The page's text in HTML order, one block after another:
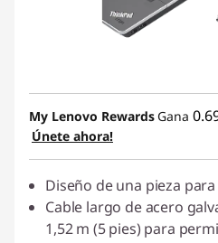
My Lenovo Rewards Gana
Únete ahora!
Diseño de una pieza
Cable largo de acero
1,52 m (5 pies) para